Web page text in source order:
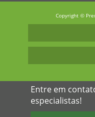
Entre em
especialistas!
Copyright ©